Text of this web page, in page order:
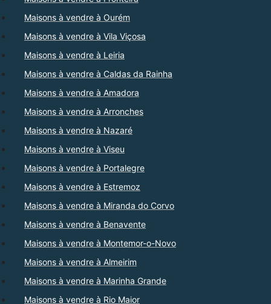
Maisons à vendre à Ourém
Maisons à vendre à Vila Viçosa
Maisons à vendre à Leiria
Maisons à vendre à Caldas da Rainha
Maisons à vendre à Amadora
Maisons à vendre à Arronches
Maisons à vendre à Nazaré
Maisons à vendre à Viseu
Maisons à vendre à Portalegre
Maisons à vendre à Estremoz
Maisons à vendre à Miranda do Corvo
Maisons à vendre à Benavente
Maisons à vendre à Montemor-o-Novo
Maisons à vendre à Almeirim
Maisons à vendre à Marinha Grande
Maisons à vendre à Rio Maior